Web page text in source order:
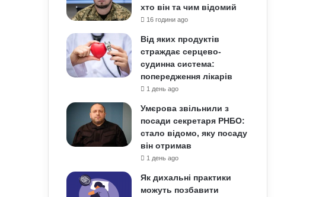
хто він та чим відомий
16 години ago
Від яких продуктів
страждає серцево-
судинна система:
попередження лікарів
1 день ago
Умєрова звільнили з
посади секретаря РНБО:
стало відомо, яку посаду
він отримав
1 день ago
Як дихальні практики
можуть позбавити